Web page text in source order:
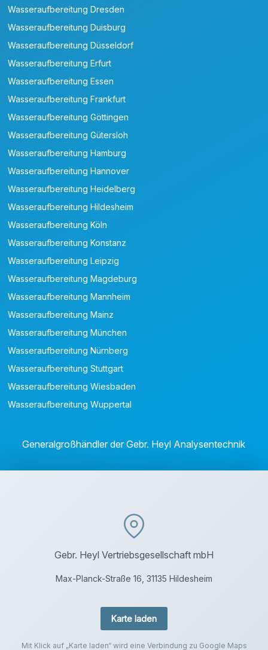
Wasseraufbereitung Dresden
Wasseraufbereitung Duisburg
Wasseraufbereitung Düsseldorf
Wasseraufbereitung Erfurt
Wasseraufbereitung Essen
Wasseraufbereitung Frankfurt
Wasseraufbereitung Göttingen
Wasseraufbereitung Gütersloh
Wasseraufbereitung Hamburg
Wasseraufbereitung Hannover
Wasseraufbereitung Heidelberg
Wasseraufbereitung Hildesheim
Wasseraufbereitung Köln
Wasseraufbereitung Konstanz
Wasseraufbereitung Leipzig
Wasseraufbereitung Magdeburg
Wasseraufbereitung Mannheim
Wasseraufbereitung Mainz
Wasseraufbereitung München
Wasseraufbereitung Nürnberg
Wasseraufbereitung Stuttgart
Wasseraufbereitung Wiesbaden
Wasseraufbereitung Wuppertal
Generalgroßhändler der Gebr. Heyl Analysentechnik
Gebr. Heyl Vertriebsgesellschaft mbH
Max-Planck-Straße 16, 31135 Hildesheim
Karte laden
Mit Klick auf „Karte laden“ wird eine Verbindung zu Google Maps